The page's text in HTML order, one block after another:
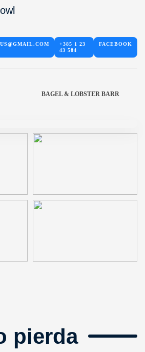
+385 1 23
43 584
FACEBOOK
BAGEL & LOBSTER BARR
pierda